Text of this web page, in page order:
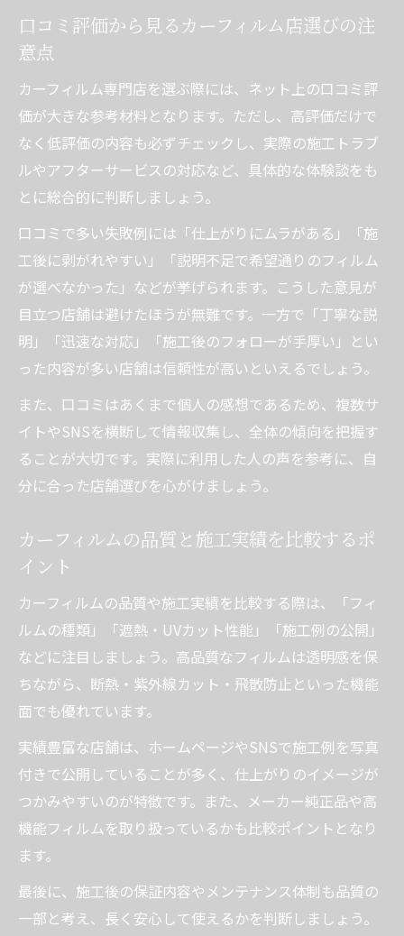
口コミ評価から見るカーフィルム店選びの注
意点
カーフィルム専門店を選ぶ際には、ネット上の口コミ評
価が大きな参考材料となります。ただし、高評価だけで
なく低評価の内容も必ずチェックし、実際の施工トラブ
ルやアフターサービスの対応など、具体的な体験談をも
とに総合的に判断しましょう。
口コミで多い失敗例には「仕上がりにムラがある」「施
工後に剥がれやすい」「説明不足で希望通りのフィルム
が選べなかった」などが挙げられます。こうした意見が
目立つ店舗は避けたほうが無難です。一方で「丁寧な説
明」「迅速な対応」「施工後のフォローが手厚い」とい
った内容が多い店舗は信頼性が高いといえるでしょう。
また、口コミはあくまで個人の感想であるため、複数サ
イトやSNSを横断して情報収集し、全体の傾向を把握す
ることが大切です。実際に利用した人の声を参考に、自
分に合った店舗選びを心がけましょう。
カーフィルムの品質と施工実績を比較するポ
イント
カーフィルムの品質や施工実績を比較する際は、「フィ
ルムの種類」「遮熱・UVカット性能」「施工例の公開」
などに注目しましょう。高品質なフィルムは透明感を保
ちながら、断熱・紫外線カット・飛散防止といった機能
面でも優れています。
実績豊富な店舗は、ホームページやSNSで施工例を写真
付きで公開していることが多く、仕上がりのイメージが
つかみやすいのが特徴です。また、メーカー純正品や高
機能フィルムを取り扱っているかも比較ポイントとなり
ます。
最後に、施工後の保証内容やメンテナンス体制も品質の
一部と考え、長く安心して使えるかを判断しましょう。